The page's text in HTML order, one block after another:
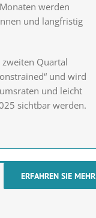
werden
und langfristig
zweiten Quartal
und wird
und leicht
sichtbar werden.
ERFAHREN SIE MEHR